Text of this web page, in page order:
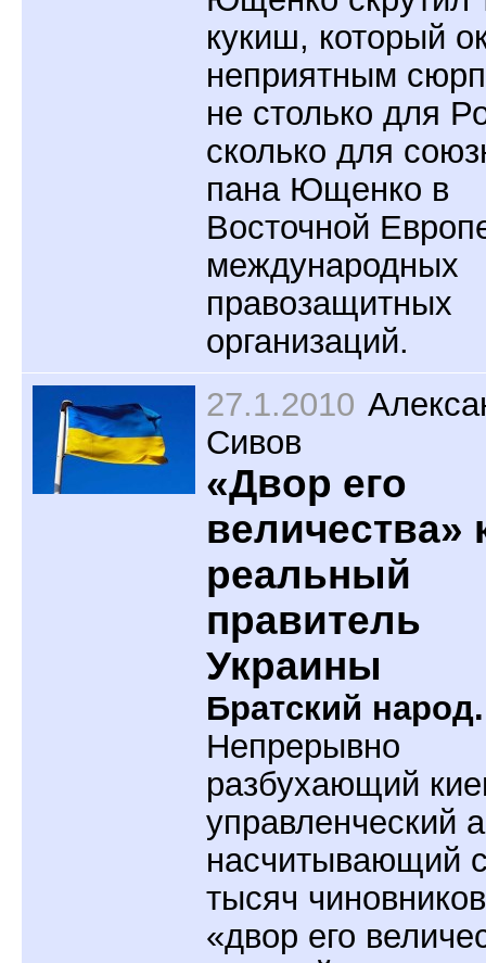
кукиш, который
неприятным
не столько для
сколько для
пана Ющенко в
Восточной
международных
правозащитных
организаций.
27.1.2010
Сивов
«Двор его
величества»
реальный
правитель
Украины
Братский народ.
Непрерывно
разбухающий
управленческий
насчитывающий
тысяч
«двор его